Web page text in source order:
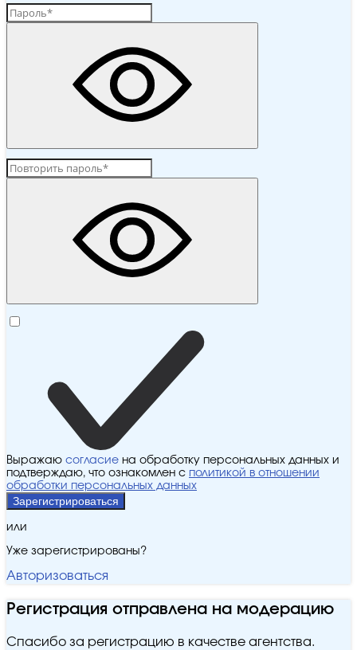
Выражаю согласие на обработку персональных данных и
подтверждаю, что ознакомлен с политикой в отношении
обработки персональных данных
Зарегистрироваться
или
Уже зарегистрированы?
Авторизоваться
Регистрация отправлена на модерацию
Спасибо за регистрацию в качестве агентства.